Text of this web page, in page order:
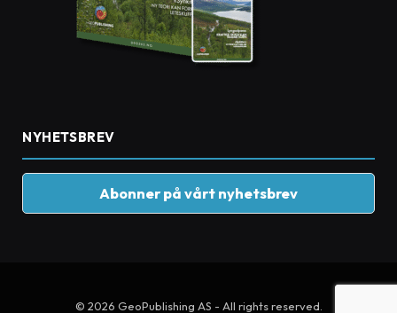
NYHETSBREV
Abonner på vårt nyhetsbrev
© 2026 GeoPublishing AS - All rights reserved.